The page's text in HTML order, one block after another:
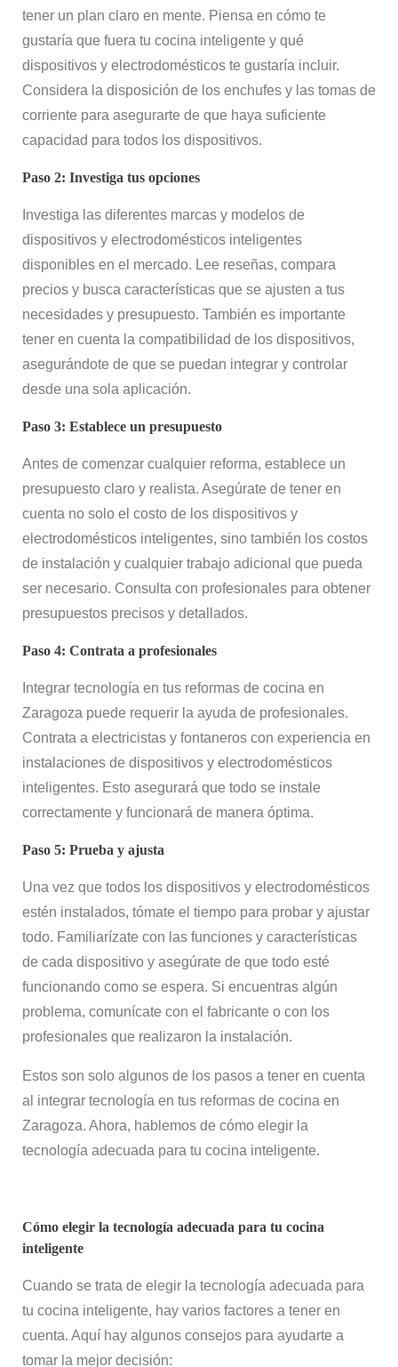
tener un plan claro en mente. Piensa en cómo te
gustaría que fuera tu cocina inteligente y qué
dispositivos y electrodomésticos te gustaría incluir.
Considera la disposición de los enchufes y las tomas de
corriente para asegurarte de que haya suficiente
capacidad para todos los dispositivos.
Paso 2: Investiga tus opciones
Investiga las diferentes marcas y modelos de
dispositivos y electrodomésticos inteligentes
disponibles en el mercado. Lee reseñas, compara
precios y busca características que se ajusten a tus
necesidades y presupuesto. También es importante
tener en cuenta la compatibilidad de los dispositivos,
asegurándote de que se puedan integrar y controlar
desde una sola aplicación.
Paso 3: Establece un presupuesto
Antes de comenzar cualquier reforma, establece un
presupuesto claro y realista. Asegúrate de tener en
cuenta no solo el costo de los dispositivos y
electrodomésticos inteligentes, sino también los costos
de instalación y cualquier trabajo adicional que pueda
ser necesario. Consulta con profesionales para obtener
presupuestos precisos y detallados.
Paso 4: Contrata a profesionales
Integrar tecnología en tus reformas de cocina en
Zaragoza puede requerir la ayuda de profesionales.
Contrata a electricistas y fontaneros con experiencia en
instalaciones de dispositivos y electrodomésticos
inteligentes. Esto asegurará que todo se instale
correctamente y funcionará de manera óptima.
Paso 5: Prueba y ajusta
Una vez que todos los dispositivos y electrodomésticos
estén instalados, tómate el tiempo para probar y ajustar
todo. Familiarízate con las funciones y características
de cada dispositivo y asegúrate de que todo esté
funcionando como se espera. Si encuentras algún
problema, comunícate con el fabricante o con los
profesionales que realizaron la instalación.
Estos son solo algunos de los pasos a tener en cuenta
al integrar tecnología en tus reformas de cocina en
Zaragoza. Ahora, hablemos de cómo elegir la
tecnología adecuada para tu cocina inteligente.
Cómo elegir la tecnología adecuada para tu cocina
inteligente
Cuando se trata de elegir la tecnología adecuada para
tu cocina inteligente, hay varios factores a tener en
cuenta. Aquí hay algunos consejos para ayudarte a
tomar la mejor decisión: